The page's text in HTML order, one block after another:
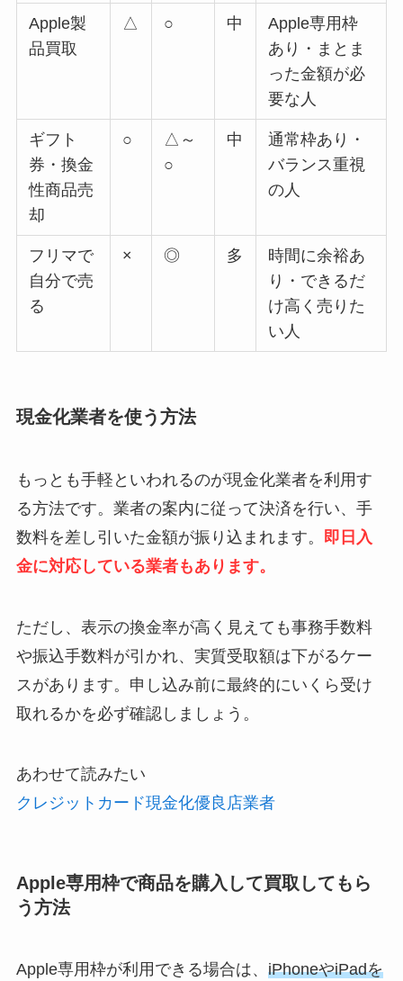
Apple製
品買取
△ ○ 中
Apple専用枠
あり・まとま
った金額が必
要な人
ギフト
券・換金
性商品売
却
○
△～
○
中
通常枠あり・
バランス重視
の人
フリマで
自分で売
る
× ◎ 多
時間に余裕あ
り・できるだ
け高く売りた
い人
現金化業者を使う方法
もっとも手軽といわれるのが現金化業者を利用す
る方法です。業者の案内に従って決済を行い、手
数料を差し引いた金額が振り込まれます。 即日入
金に対応している業者もあります。
ただし、表示の換金率が高く見えても事務手数料
や振込手数料が引かれ、実質受取額は下がるケー
スがあります。申し込み前に最終的にいくら受け
取れるかを必ず確認しましょう。
あわせて読みたい
クレジットカード現金化優良店業者
Apple専用枠で商品を購入して買取してもら
う方法
Apple専用枠が利用できる場合は、 iPhoneやiPadを